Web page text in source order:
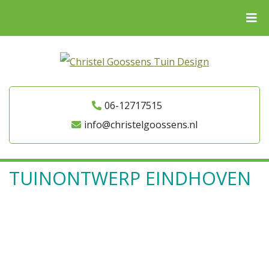
06-12717515
info@christelgoossens.nl
TUINONTWERP EINDHOVEN